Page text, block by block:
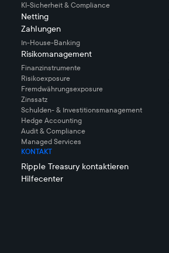
KI-Sicherheit & Compliance
Netting
Zahlungen
In-House-Banking
Risikomanagement
Finanzinstrumente
Risikoexposure
Fremdwährungsexposure
Zinssatz
Schulden- & Investitionsmanagement
Hedge Accounting
Audit & Compliance
Managed Services
KONTAKT
Ripple Treasury kontaktieren
Hilfecenter